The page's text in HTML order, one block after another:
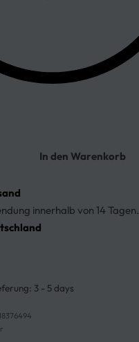
In den Warenkorb
innerhalb von 14 Tagen.
3 - 5 days